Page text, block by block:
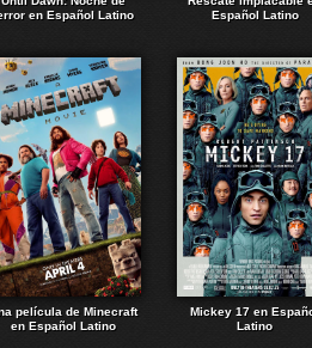
en Español Latino
Español Latino
película de Minecraft
en Español Latino
Mickey 17 en
Latino